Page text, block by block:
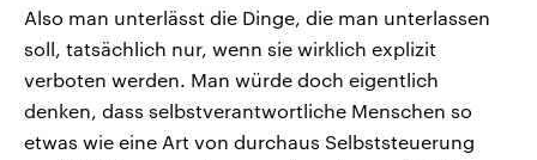
Also man unterlässt die Dinge, die man unterlassen
soll, tatsächlich nur, wenn sie wirklich explizit
verboten werden. Man würde doch eigentlich
denken, dass selbstverantwortliche Menschen so
etwas wie eine Art von durchaus Selbststeuerung